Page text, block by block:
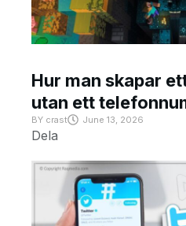
Hur man skapar
utan ett
BY crast June 13, 2026
Dela